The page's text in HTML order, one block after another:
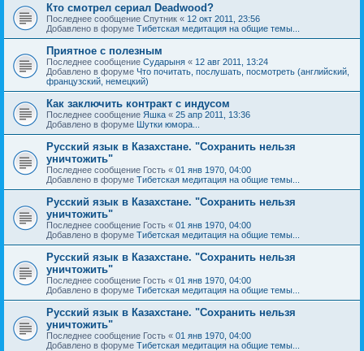
Кто смотрел сериал Deadwood?
Последнее сообщение Спутник « 12 окт 2011, 23:56
Добавлено в форуме Тибетская медитация на общие темы...
Приятное с полезным
Последнее сообщение Сударыня « 12 авг 2011, 13:24
Добавлено в форуме Что почитать, послушать, посмотреть (английский,
французский, немецкий)
Как заключить контракт с индусом
Последнее сообщение Яшка « 25 апр 2011, 13:36
Добавлено в форуме Шутки юмора...
Русский язык в Казахстане. "Сохранить нельзя
уничтожить"
Последнее сообщение Гость « 01 янв 1970, 04:00
Добавлено в форуме Тибетская медитация на общие темы...
Русский язык в Казахстане. "Сохранить нельзя
уничтожить"
Последнее сообщение Гость « 01 янв 1970, 04:00
Добавлено в форуме Тибетская медитация на общие темы...
Русский язык в Казахстане. "Сохранить нельзя
уничтожить"
Последнее сообщение Гость « 01 янв 1970, 04:00
Добавлено в форуме Тибетская медитация на общие темы...
Русский язык в Казахстане. "Сохранить нельзя
уничтожить"
Последнее сообщение Гость « 01 янв 1970, 04:00
Добавлено в форуме Тибетская медитация на общие темы...